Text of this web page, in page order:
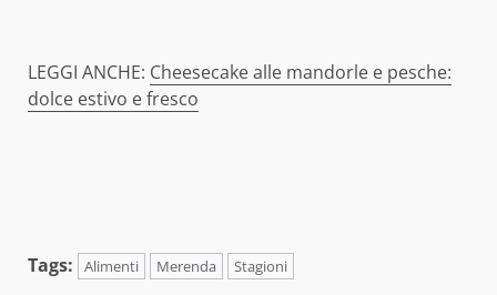
LEGGI ANCHE: Cheesecake alle mandorle e pesche:
dolce estivo e fresco
Tags: Alimenti Merenda Stagioni